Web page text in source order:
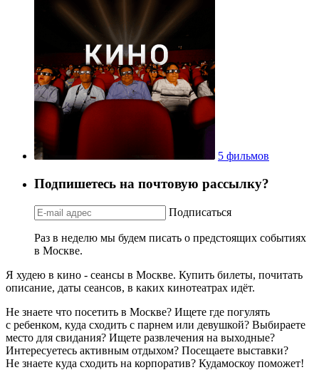
5 фильмов
Подпишетесь на почтовую рассылку?
Подписаться
Раз в неделю мы будем писать о предстоящих событиях
в Москве.
Я худею в кино - сеансы в Москве. Купить билеты, почитать
описание, даты сеансов, в каких кинотеатрах идёт.
Не знаете что посетить в Москве? Ищете где погулять
с ребенком, куда сходить с парнем или девушкой? Выбираете
место для свидания? Ищете развлечения на выходные?
Интересуетесь активным отдыхом? Посещаете выставки?
Не знаете куда сходить на корпоратив? Кудамоскоу поможет!